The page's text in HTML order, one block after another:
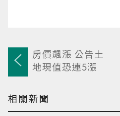
房價飆漲 公告土
地現值恐連5漲
相關新聞